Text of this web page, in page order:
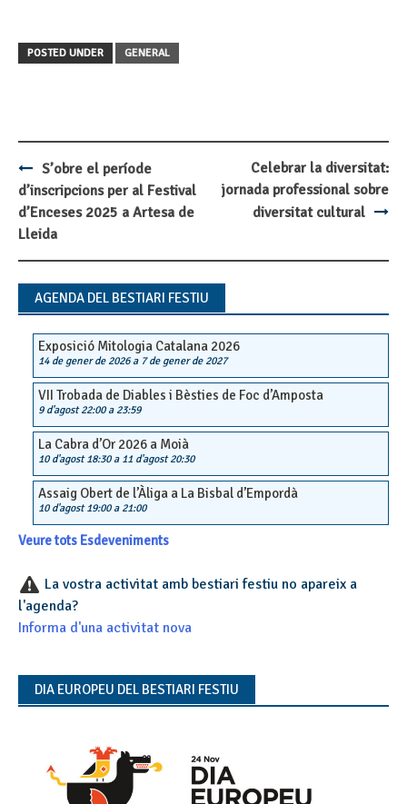
POSTED UNDER GENERAL
Post
navigation
S’obre el període
d’inscripcions per al Festival
d’Enceses 2025 a Artesa de
Lleida
Celebrar la diversitat:
jornada professional sobre
diversitat cultural
AGENDA DEL BESTIARI FESTIU
Exposició Mitologia Catalana 2026
14 de gener de 2026a 7 de gener de 2027
VII Trobada de Diables i Bèsties de Foc d’Amposta
9 d'agost 22:00a 23:59
La Cabra d’Or 2026 a Moià
10 d'agost 18:30a 11 d'agost 20:30
Assaig Obert de l’Àliga a La Bisbal d’Empordà
10 d'agost 19:00a 21:00
Veure tots Esdeveniments
La vostra activitat amb bestiari festiu no apareix a
l'agenda?
Informa d'una activitat nova
DIA EUROPEU DEL BESTIARI FESTIU